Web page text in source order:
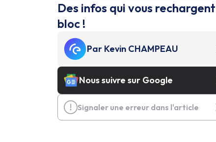
Des infos qui vous
bloc !
Par Kevin CHAMPEAU
Nous suivre sur Google
Signaler une erreur dans l'article